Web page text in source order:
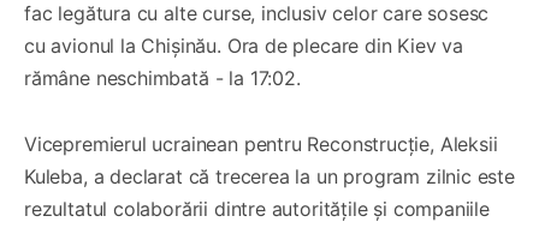
fac legătura cu alte curse, inclusiv celor care sosesc
cu avionul la Chișinău. Ora de plecare din Kiev va
rămâne neschimbată - la 17:02.
Vicepremierul ucrainean pentru Reconstrucție, Aleksii
Kuleba, a declarat că trecerea la un program zilnic este
rezultatul colaborării dintre autoritățile și companiile